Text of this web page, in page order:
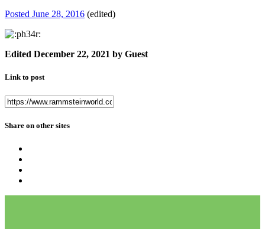
Posted June 28, 2016 (edited)
Edited December 22, 2021 by Guest
Link to post
Share on other sites